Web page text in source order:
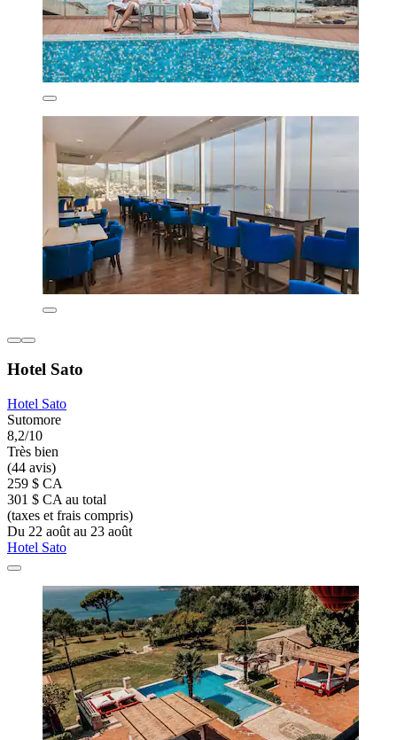
Hotel Sato
Hotel Sato
Sutomore
8,2/10
Très bien
(44 avis)
259 $ CA
301 $ CA au total
(taxes et frais compris)
Du 22 août au 23 août
Hotel Sato